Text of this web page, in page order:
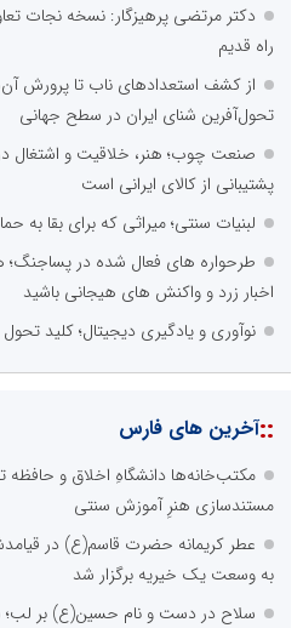
دکتر مرتضی پرهیزگار: نسخه نجات
راه قدیم
از کشف استعدادهای ناب تا پرورش
تحول‌آفرین شنای ایران در سطح جهانی
صنعت چوب؛ هنر، خلاقیت و اشتغال در
پشتیبانی از کالای ایرانی است
لبنیات سنتی؛ میراثی که برای بقا به
طرحواره های فعال شده در پساجنگ؛
اخبار زرد و واکنش های هیجانی باشید
نوآوری و یادگیری دیجیتال؛ کلید
::آخرین های فارس
مکتب‌خانه‌ها دانشگاهِ اخلاق و
مستندسازی هنرِ آموزش سنتی
عطر کریمانه حضرت قاسم(ع) در
به وسعت یک خیریه برگزار شد
سلاح در دست و نام حسین(ع) بر